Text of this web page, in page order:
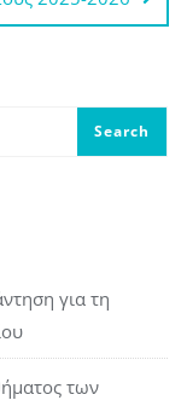
για τη
των